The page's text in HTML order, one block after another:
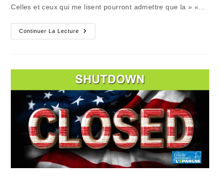
Celles et ceux qui me lisent pourront admettre que la » «…
Continuer La Lecture
La
Technique
De
« Ni…
Ni »